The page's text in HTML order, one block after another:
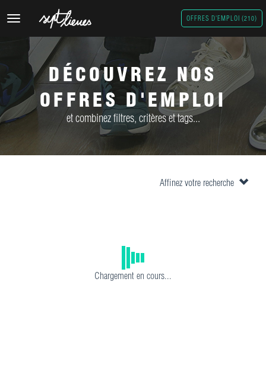
DÉCOUVREZ NOS
OFFRES D'EMPLOI
et combinez filtres, critères et tags...
Toggle
OFFRES D'EMPLOI (210)
Chargement en cours...